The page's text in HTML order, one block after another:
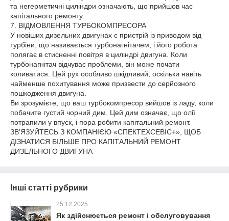
та негерметичні циліндри означають, що прийшов час
капітального ремонту.
7. ВІДМОВЛЕННЯ ТУРБОКОМПРЕСОРА
У новіших дизельних двигунах є пристрій із приводом від
турбіни, що називається турбонагнітачем, і його робота
полягає в стисненні повітря в циліндрі двигуна. Коли
турбонагнітач відчуває проблеми, він може почати
коливатися. Цей рух особливо шкідливий, оскільки навіть
найменше похитування може призвести до серйозного
пошкодження двигуна.
Ви зрозумієте, що ваш турбокомпресор вийшов із ладу, коли
побачите густий чорний дим. Цей дим означає, що олії
потрапили у впуск, і пора робити капітальний ремонт.
ЗВ'ЯЗУЙТЕСЬ З КОМПАНІЄЮ «СПЕКТЕХСЕВІС+», ЩОБ
ДІЗНАТИСЯ БІЛЬШЕ ПРО КАПІТАЛЬНИЙ РЕМОНТ
ДИЗЕЛЬНОГО ДВИГУНА
Інші статті рубрики
25.12.2025
Як здійснюється ремонт і обслуговування